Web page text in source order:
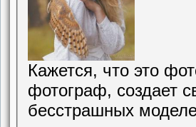
Кажется, что это
фотограф, создает
бесстрашных